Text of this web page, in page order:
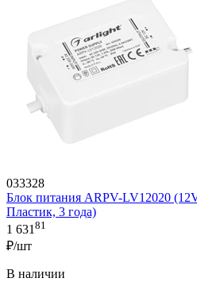
033328
Блок питания ARPV-LV12020
Пластик, 3 года)
1 63181
₽/шт
В наличии